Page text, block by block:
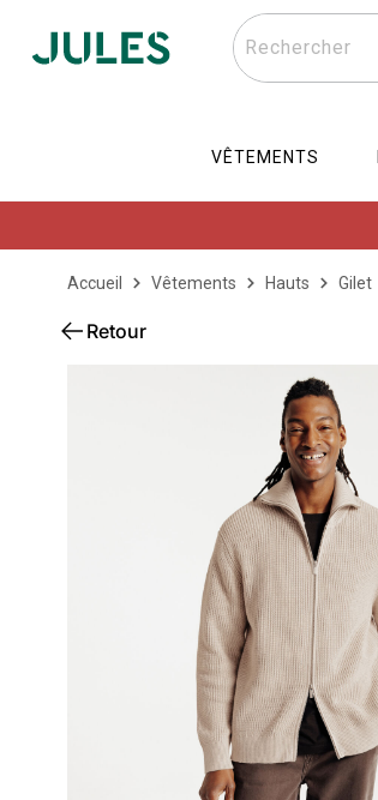
Rechercher
VÊTEMENTS
Accueil Vêtements Hauts Gilet
Retour